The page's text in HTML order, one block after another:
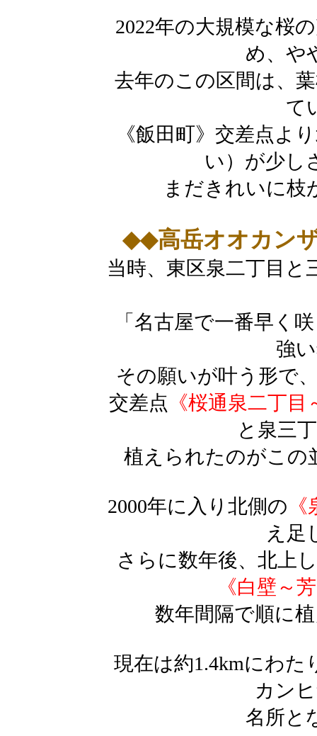
2022年の大規模な桜
め、や
去年のこの区間は、
て
《飯田町》交差点よ
い）が少し
まだきれいに枝
◆◆高岳オオカン
当時、東区泉二丁目と
「名古屋で一番早く
強
その願いが叶う形で
交差点 《桜通泉二丁
と泉三
植えられたのがこの
2000年に入り北側の
え足
さらに数年後、北上
《白壁～
数年間隔で順に
現在は約1.4kmにわた
カン
名所と